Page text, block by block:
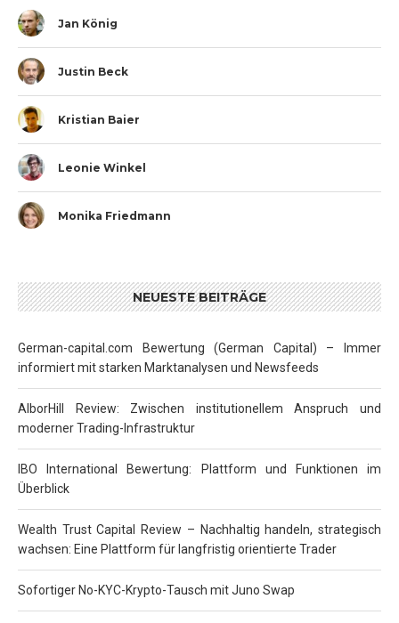
Jan König
Justin Beck
Kristian Baier
Leonie Winkel
Monika Friedmann
NEUESTE BEITRÄGE
German-capital.com Bewertung (German Capital) – Immer
informiert mit starken Marktanalysen und Newsfeeds
AlborHill Review: Zwischen institutionellem Anspruch und
moderner Trading-Infrastruktur
IBO International Bewertung: Plattform und Funktionen im
Überblick
Wealth Trust Capital Review – Nachhaltig handeln, strategisch
wachsen: Eine Plattform für langfristig orientierte Trader
Sofortiger No-KYC-Krypto-Tausch mit Juno Swap